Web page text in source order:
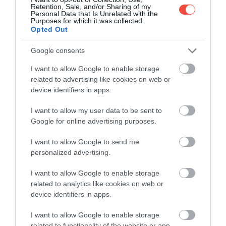
Retention, Sale, and/or Sharing of my
Personal Data that Is Unrelated with the
Purposes for which it was collected.
Opted Out
Google consents
I want to allow Google to enable storage
related to advertising like cookies on web or
device identifiers in apps.
I want to allow my user data to be sent to
Google for online advertising purposes.
I want to allow Google to send me
personalized advertising.
I want to allow Google to enable storage
related to analytics like cookies on web or
device identifiers in apps.
I want to allow Google to enable storage
cerere, personalul va transforma în câteva secunde
patul de pe balcon pentru un somn de noapte –
soarele răsare chiar vizavi de pat și, dacă avem noroc,
s-ar putea să ne trezim cu sunetul leilor care se
Facebook